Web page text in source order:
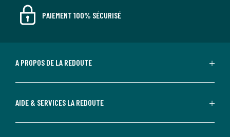
PAIEMENT 100% SÉCURISÉ
A PROPOS DE LA REDOUTE
AIDE & SERVICES LA REDOUTE